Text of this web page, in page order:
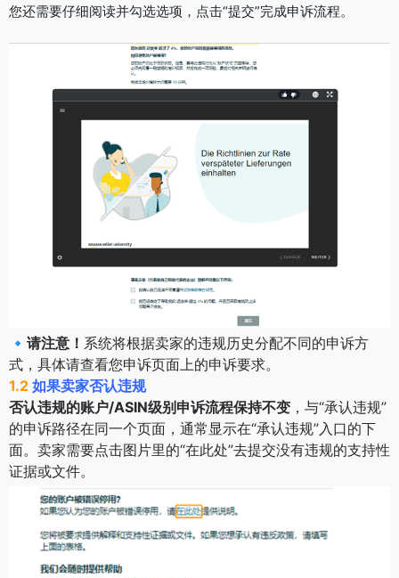
您还需要仔细阅读并勾选选项，点击“提交”完成申诉流程。
🔹请注意！ 系统将根据卖家的违规历史分配不同的申诉方
式，具体请查看您申诉页面上的申诉要求。
1.2 如果卖家否认违规
否认违规的账户/ASIN级别申诉流程保持不变 ，与“承认违规”
的申诉路径在同一个页面，通常显示在“承认违规”入口的下
面。卖家需要点击图片里的“在此处”去提交没有违规的支持性
证据或文件。